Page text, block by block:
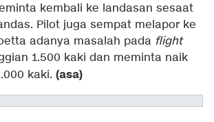
kembali ke landasan sesaat
Pilot juga sempat melapor ke
adanya masalah pada flight
1.500 kaki dan meminta naik
kaki. (asa)